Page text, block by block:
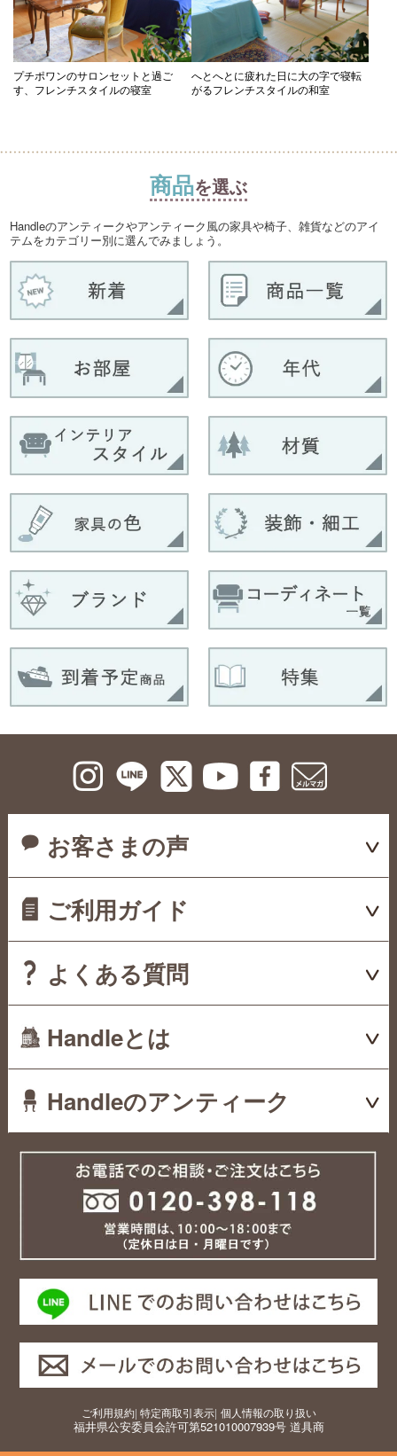
プチポワンのサロンセットと過ご
す、フレンチスタイルの寝室
へとへとに疲れた日に大の字で寝転
がるフレンチスタイルの和室
商品を選ぶ
Handleのアンティークやアンティーク風の家具や椅子、雑貨などのアイ
テムをカテゴリー別に選んでみましょう。
お客さまの声
ご利用ガイド
よくある質問
Handleとは
Handleのアンティーク
ご利用規約| 特定商取引表示| 個人情報の取り扱い
福井県公安委員会許可第521010007939号 道具商